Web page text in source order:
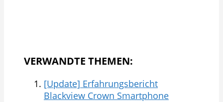
VERWANDTE THEMEN:
[Update] Erfahrungsbericht
Blackview Crown Smartphone